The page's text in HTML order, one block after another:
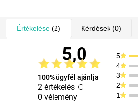
Értékelése(2) Kérdések(0)
5,0
100% ügyfél ajánlja
2 értékelés
0 vélemény
5
4
3
2
1